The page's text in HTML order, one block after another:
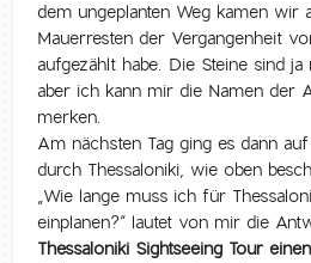
dem ungeplanten Weg kamen wir
Mauerresten der Vergangenheit
aufgezählt habe. Die Steine sind
aber ich kann mir die Namen der
merken.
Am nächsten Tag ging es dann
durch Thessaloniki, wie oben
„Wie lange muss ich für
einplanen?“ lautet von mir die
Thessaloniki Sightseeing Tour